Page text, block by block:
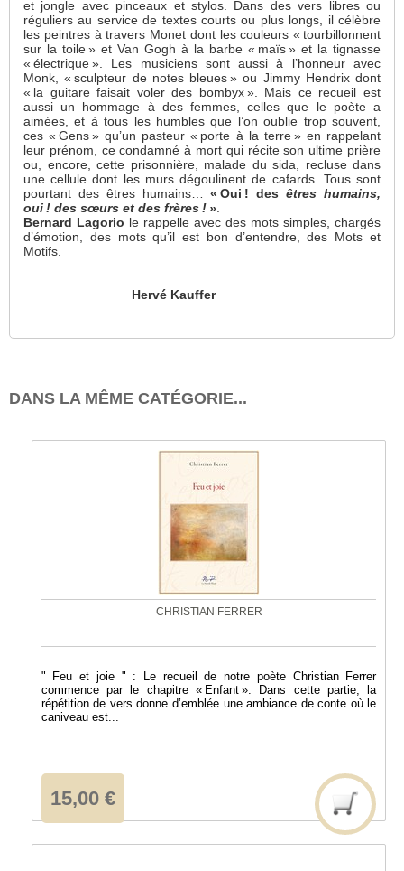
et jongle avec pinceaux et stylos. Dans des vers libres ou
réguliers au service de textes courts ou plus longs, il célèbre
les peintres à travers Monet dont les couleurs « tourbillonnent
sur la toile » et Van Gogh à la barbe « maïs » et la tignasse
« électrique ». Les musiciens sont aussi à l’honneur avec
Monk, « sculpteur de notes bleues » ou Jimmy Hendrix dont
« la guitare faisait voler des bombyx ». Mais ce recueil est
aussi un hommage à des femmes, celles que le poète a
aimées, et à tous les humbles que l’on oublie trop souvent,
ces « Gens » qu’un pasteur « porte à la terre » en rappelant
leur prénom, ce condamné à mort qui récite son ultime prière
ou, encore, cette prisonnière, malade du sida, recluse dans
une cellule dont les murs dégoulinent de cafards. Tous sont
pourtant des êtres humains…« Oui ! des êtres humains,
oui ! des sœurs et des frères ! »
Bernard Lagorio le rappelle avec des mots simples, chargés
d’émotion, des mots qu’il est bon d’entendre, des Mots et
Motifs.
Hervé Kauffer
DANS LA MÊME CATÉGORIE...
CHRISTIAN FERRER
" Feu et joie " : Le recueil de notre poète Christian Ferrer
commence par le chapitre « Enfant ». Dans cette partie, la
répétition de vers donne d’emblée une ambiance de conte où le
caniveau est...
15,00 €